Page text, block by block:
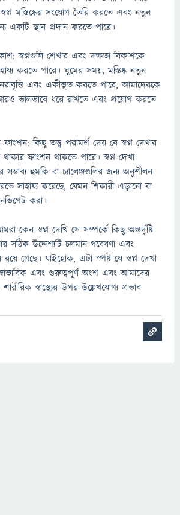
মস্তিষ্কের সংযোগ তৈরি করতে এবং নতুন
একটি স্থান প্রদান করতে পারে।
স্বপ্নগুলি শেখার এবং দক্ষতা বিকাশকে
করতে পারে। ঘুমের সময়, মস্তিষ্ক নতুন
এবং একীভূত করতে পারে, আমাদেরকে
ভালভাবে ধরে রাখতে এবং প্রয়োগ করতে
ফাংশন: কিছু তত্ত্ব পরামর্শ দেয় যে স্বপ্ন দেখার
থাকার ফাংশন থাকতে পারে। স্বপ্ন দেখা
হুমকি বা চ্যালেঞ্জগুলির জন্য অনুশীলন
সাহায্য করেছে, যেমন শিকারী এড়ানো বা
করা।
কেন স্বপ্ন দেখি সে সম্পর্কে কিছু অন্তর্দৃষ্টি
সঠিক উদ্দেশ্যটি চলমান গবেষণা এবং
রয়ে গেছে। যাইহোক, এটা স্পষ্ট যে স্বপ্ন দেখা
এবং গুরুত্বপূর্ণ অংশ এবং আমাদের
স্বাস্থ্যের উপর উল্লেখযোগ্য প্রভাব